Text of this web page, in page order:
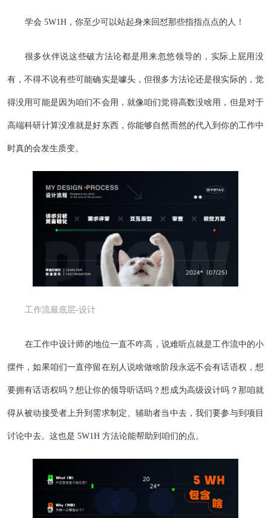
学会 5W1H，你至少可以站起身来回怼那些指指点点的人！
很多伙伴说这些破方法论都是用来忽悠领导的，实际上屁用没
有，不得不说有些可能确实是噱头，但很多方法论还是很实际的，觉
得没用可能是因为咱们不会用，就像咱们觉得高数没啥用，但是对于
高端科研计算没准就是好东西，你能够自然而然的代入到你的工作中
时真的会发生质变。
工作流最底层-设计
在工作中设计师的地位一直不咋高，说难听点就是工作流中的小
摆件，如果咱们一直停留在别人说啥做啥阶段永远不会有话语权，想
要拥有话语权吗？想让你的领导听话吗？想成为高级设计吗？那咱就
得从被动接受者上升到需求制定、辅助者当中去，我们要参与到项目
讨论中去。这也是 5W1H 方法论能帮助到咱们的点。